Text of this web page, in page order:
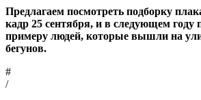
Предлагаем посмотреть подборку
кадр 25 сентября, и в следующем году
примеру людей, которые вышли на
бегунов.
#
/